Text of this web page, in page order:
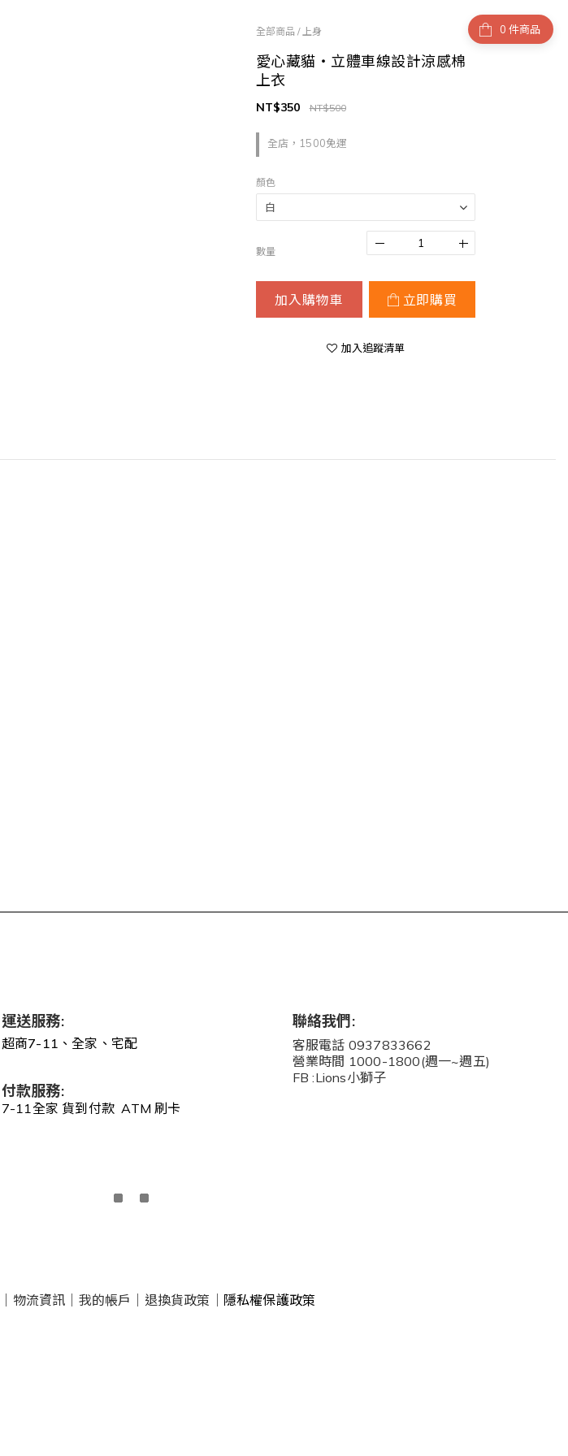
件商品
全部商品 /上身
愛心藏貓・立體車線設計涼感棉
上衣
全店，1500免運
NT$500
NT$350
顏色
數量
加入購物車 立即購買
加入追蹤清單
運送服務:
超商7-11、全家、宅配
付款服務:
7-11全家 貨到付款 ATM 刷卡
聯絡我們:
客服電話 0937833662
營業時間 1000-1800(週一~週五)
FB :Lions小獅子
物流資訊 我的帳戶 退換貨政策 隱私權保護政策